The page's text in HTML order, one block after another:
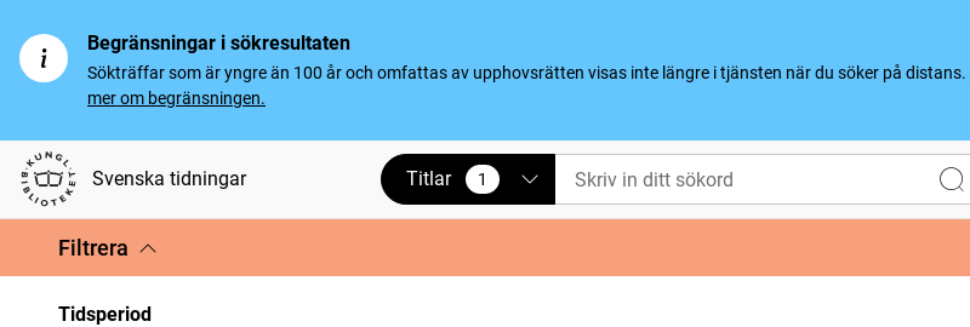
Begränsningar i sökresultaten
Sökträffar som är yngre än 100 år och omfattas av upphovsrätten visas inte längre i tjänsten när du söker på distans.
mer om begränsningen.
Svenska tidningar Titlar 1
vald
Filtrera
Tidsperiod